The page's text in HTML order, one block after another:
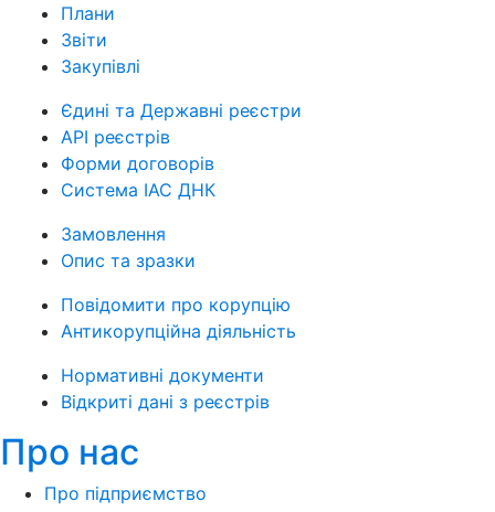
Плани
Звіти
Закупівлі
Єдині та Державні реєстри
API реєстрів
Форми договорів
Система ІАС ДНК
Замовлення
Опис та зразки
Повідомити про корупцію
Антикорупційна діяльність
Нормативні документи
Відкриті дані з реєстрів
Про нас
Про підприємство